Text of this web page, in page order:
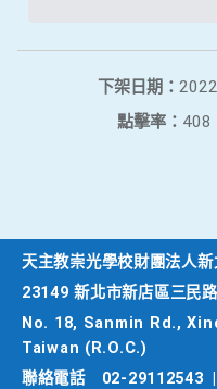
下架日期：
點擊率： 408
天主教崇光學校財團法人
23149 新北市新店區三民
No. 18, Sanmin Rd.,
Taiwan (R.O.C.)
聯絡電話
02-29112543